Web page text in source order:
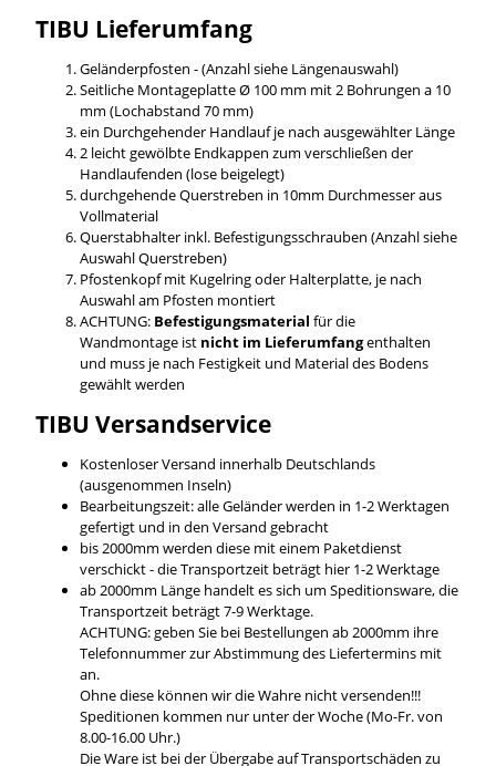
TIBU Lieferumfang
Geländerpfosten - (Anzahl siehe Längenauswahl)
Seitliche Montageplatte Ø 100 mm mit 2 Bohrungen a 10
mm (Lochabstand 70 mm)
ein Durchgehender Handlauf je nach ausgewählter Länge
2 leicht gewölbte Endkappen zum verschließen der
Handlaufenden (lose beigelegt)
durchgehende Querstreben in 10mm Durchmesser aus
Vollmaterial
Querstabhalter inkl. Befestigungsschrauben (Anzahl siehe
Auswahl Querstreben)
Pfostenkopf mit Kugelring oder Halterplatte, je nach
Auswahl am Pfosten montiert
ACHTUNG:Befestigungsmaterial für die
Wandmontage ist nicht im Lieferumfangenthalten
und muss je nach Festigkeit und Material des Bodens
gewählt werden
TIBU Versandservice
Kostenloser Versand innerhalb Deutschlands
(ausgenommen Inseln)
Bearbeitungszeit: alle Geländer werden in 1-2 Werktagen
gefertigt und in den Versand gebracht
bis 2000mm werden diese mit einem Paketdienst
verschickt - die Transportzeit beträgt hier 1-2 Werktage
ab 2000mm Länge handelt es sich um Speditionsware, die
Transportzeit beträgt 7-9 Werktage.
ACHTUNG: geben Sie bei Bestellungen ab 2000mm ihre
Telefonnummer zur Abstimmung des Liefertermins mit
an.
Ohne diese können wir die Wahre nicht versenden!!!
Speditionen kommen nur unter der Woche (Mo-Fr. von
8.00-16.00 Uhr.)
Die Ware ist bei der Übergabe auf Transportschäden zu